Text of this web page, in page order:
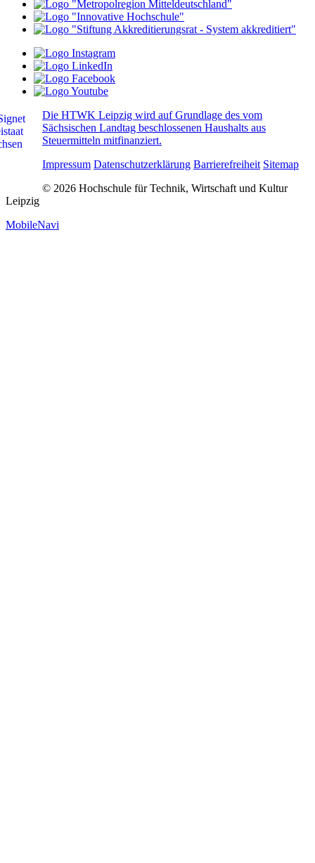
Die HTWK Leipzig wird auf Grundlage des vom
Sächsischen Landtag beschlossenen Haushalts aus
Steuermitteln mitfinanziert.
Impressum Datenschutzerklärung Barrierefreiheit Sitemap
© 2026 Hochschule für Technik, Wirtschaft und Kultur
Leipzig
MobileNavi